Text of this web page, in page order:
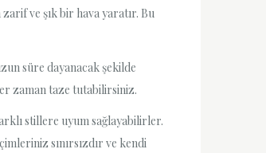
ve şık bir hava yaratır. Bu
süre dayanacak şekilde
zaman taze tutabilirsiniz.
stillere uyum sağlayabilirler.
sınırsızdır ve kendi